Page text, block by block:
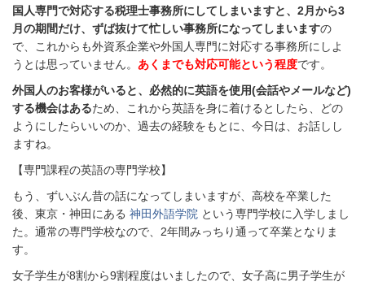
国人専門で対応する税理士事務所にしてしまいますと、2月から3
月の期間だけ、ずば抜けて忙しい事務所になってしまいますの
で、これからも外資系企業や外国人専門に対応する事務所にしよ
うとは思っていません。 あくまでも対応可能という程度です。
外国人のお客様がいると、必然的に英語を使用(会話やメールなど)
する機会はあるため、これから英語を身に着けるとしたら、どの
ようにしたらいいのか、過去の経験をもとに、今日は、お話しし
ますね。
【専門課程の英語の専門学校】
もう、ずいぶん昔の話になってしまいますが、高校を卒業した
後、東京・神田にある 神田外語学院 という専門学校に入学しまし
た。通常の専門学校なので、2年間みっちり通って卒業となりま
す。
女子学生が8割から9割程度はいましたので、女子高に男子学生が